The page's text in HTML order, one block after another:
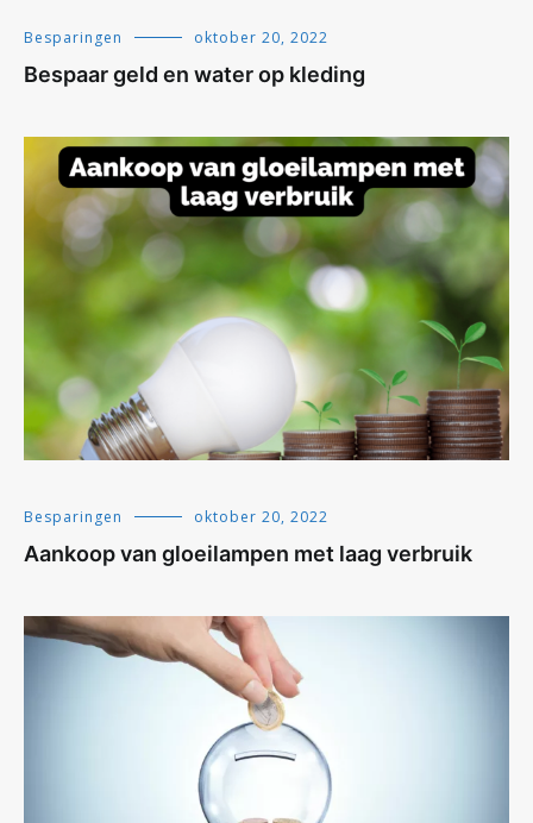
Besparingen oktober 20, 2022
Bespaar geld en water op kleding
Besparingen oktober 20, 2022
Aankoop van gloeilampen met laag verbruik